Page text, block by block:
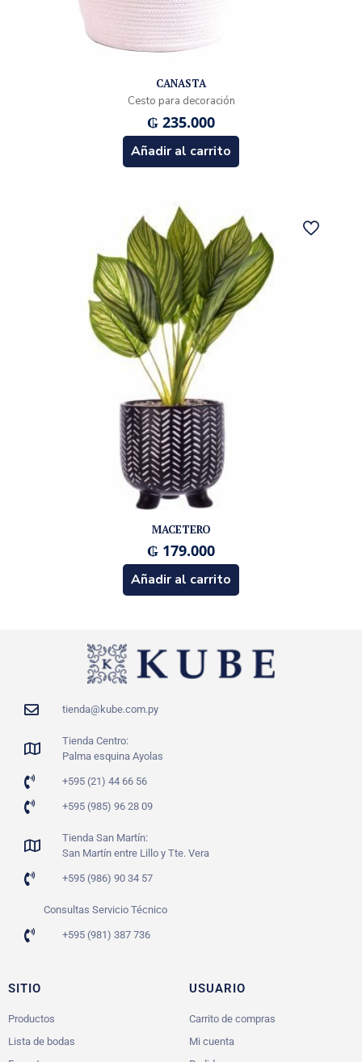
CANASTA
Cesto para decoración
₲ 235.000
Añadir al carrito
MACETERO
₲ 179.000
Añadir al carrito
tienda@kube.com.py
Tienda Centro:
Palma esquina Ayolas
+595 (21) 44 66 56
+595 (985) 96 28 09
Tienda San Martín:
San Martín entre Lillo y Tte. Vera
+595 (986) 90 34 57
Consultas Servicio Técnico
+595 (981) 387 736
SITIO
Productos
Lista de bodas
USUARIO
Carrito de compras
Mi cuenta